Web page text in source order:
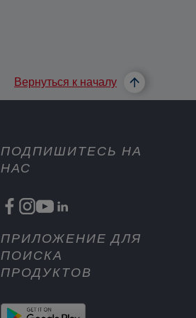
Вернуться к началу
ПОДПИШИТЕСЬ НА
НАС
ПРИЛОЖЕНИЕ ДЛЯ
ПОИСКА
ПРОДУКТОВ